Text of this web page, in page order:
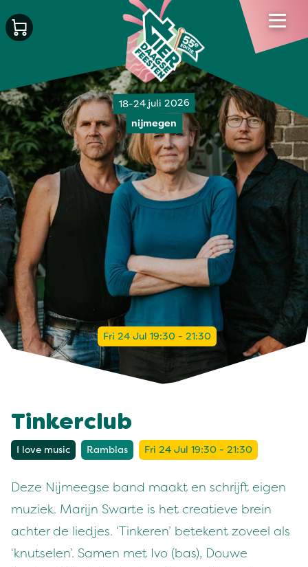
18-24 juli 2026
nijmegen
Fri 24 Jul 19:30 - 21:30
Tinkerclub
I love music Ramblas Fri 24 Jul 19:30 - 21:30
Deze Nijmeegse band maakt en schrijft eigen
muziek. Marijn Swarte is het creatieve brein
achter de liedjes. ‘Tinkeren’ betekent zoveel als
‘knutselen’. Samen met Ivo (bas), Douwe